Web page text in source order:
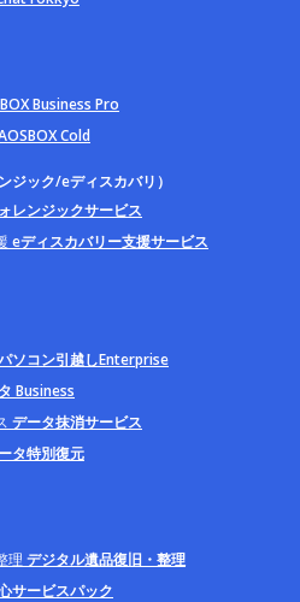
Business Pro
Cold
ジック/eディスカバリ）
レンジックサービス
eディスカバリー支援サービス
ソコン引越しEnterprise
Business
データ抹消サービス
タ特別復元
理 デジタル遺品復旧・整理
サービスパック